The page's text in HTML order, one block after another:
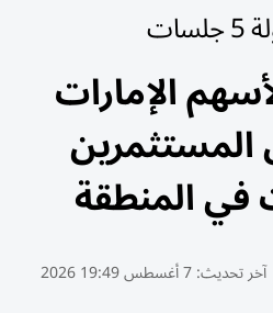
الإمارات
المستثمرين
في المنطقة
آخر تحديث:7 أغسطس 19:49 2026